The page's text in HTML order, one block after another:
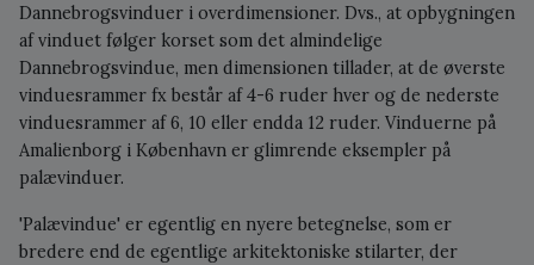
Dannebrogsvinduer i overdimensioner. Dvs., at opbygningen
af vinduet følger korset som det almindelige
Dannebrogsvindue, men dimensionen tillader, at de øverste
vinduesrammer fx består af 4-6 ruder hver og de nederste
vinduesrammer af 6, 10 eller endda 12 ruder. Vinduerne på
Amalienborg i København er glimrende eksempler på
palævinduer.
'Palævindue' er egentlig en nyere betegnelse, som er
bredere end de egentlige arkitektoniske stilarter, der